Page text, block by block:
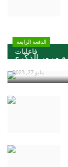
فاعليات
الدفعة الرابعة
مايو 27, 2023